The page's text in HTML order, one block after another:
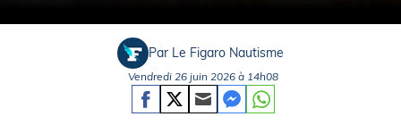
Par Le Figaro Nautisme
Vendredi 26 juin 2026 à 14h08